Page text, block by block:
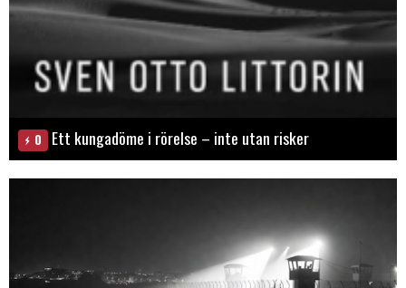
0 Ett kungadöme i rörelse – inte utan risker